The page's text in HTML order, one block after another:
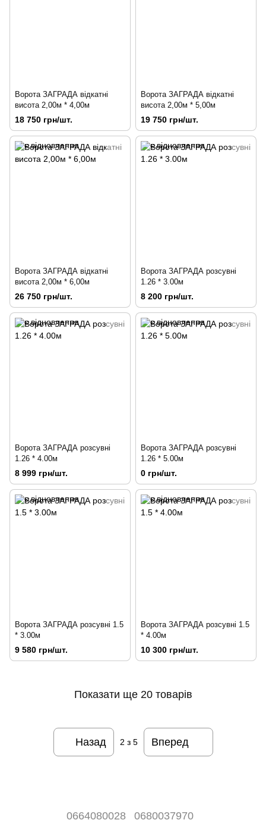
Ворота ЗАГРАДА відкатні
висота 2,00м * 4,00м
18 750 грн/шт.
Ворота ЗАГРАДА відкатні
висота 2,00м * 5,00м
19 750 грн/шт.
Ворота ЗАГРАДА відкатні
висота 2,00м * 6,00м
26 750 грн/шт.
Ворота ЗАГРАДА розсувні
1.26 * 3.00м
8 200 грн/шт.
Ворота ЗАГРАДА розсувні
1.26 * 4.00м
8 999 грн/шт.
Ворота ЗАГРАДА розсувні
1.26 * 5.00м
0 грн/шт.
Ворота ЗАГРАДА розсувні 1.5
* 3.00м
9 580 грн/шт.
Ворота ЗАГРАДА розсувні 1.5
* 4.00м
10 300 грн/шт.
Показати ще 20 товарів
Назад 2 з 5 Вперед
0664080028 0680037970